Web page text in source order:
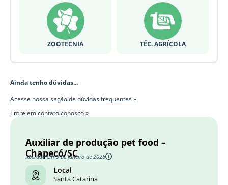
ZOOTECNIA TÉC. AGRÍCOLA
Ainda tenho dúvidas...
Acesse nossa seção de dúvidas frequentes »
Entre em contato conosco »
Auxiliar de produção pet food –
Chapecó/SC
liberado em 9 de janeiro de 2026
Local
Santa Catarina